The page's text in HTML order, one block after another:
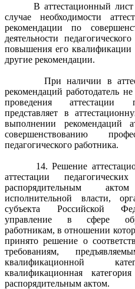
В аттестационный лист
случае необходимости
рекомендации по
деятельности
повышения его квалификации
другие рекомендации.
При наличии в
рекомендаций работодатель
проведения аттестации
представляет в
выполнении рекомендаций
совершенствованию
педагогического работника.
14. Решение
аттестации
распорядительным
исполнительной власти,
субъекта Российской
управление в сфере
работникам, в отношении
принято решение о
требованиям,
квалификационной
квалификационная
распорядительным актом.